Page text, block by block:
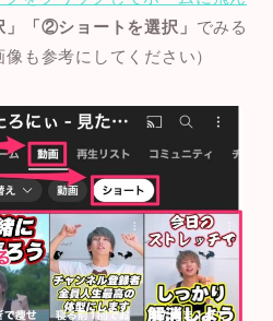
」「②ショートを選択」 でみる
も参考にしてください）